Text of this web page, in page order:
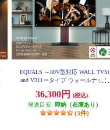
EQUALS ～80V型対応 WALL TVSt
and V3ロータイプ ウォールナット
36,300円
(税込)
発送目安: 即納（在庫あり）
(3件)